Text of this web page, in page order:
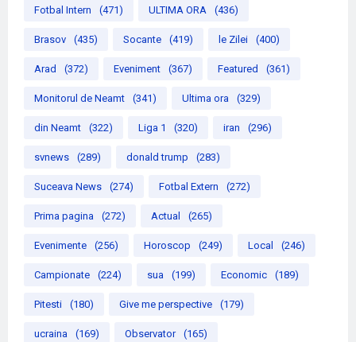
Fotbal Intern (471) ULTIMA ORA (436)
Brasov (435) Socante (419) le Zilei (400)
Arad (372) Eveniment (367) Featured (361)
Monitorul de Neamt (341) Ultima ora (329)
din Neamt (322) Liga 1 (320) iran (296)
svnews (289) donald trump (283)
Suceava News (274) Fotbal Extern (272)
Prima pagina (272) Actual (265)
Evenimente (256) Horoscop (249) Local (246)
Campionate (224) sua (199) Economic (189)
Pitesti (180) Give me perspective (179)
ucraina (169) Observator (165)